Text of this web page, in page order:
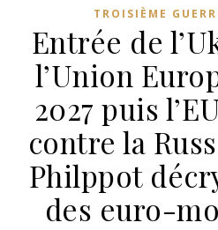
TROISIÈME
Entrée de
l’Union
2027 puis
contre la
Philppot
des euro-